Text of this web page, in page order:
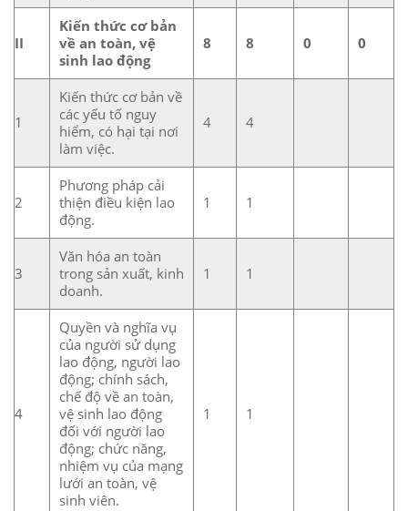
II
Kiến thức cơ bản
về an toàn, vệ
sinh lao động
8 8 0 0
1
Kiến thức cơ bản về
các yếu tố nguy
hiểm, có hại tại nơi
làm việc.
4 4
2
Phương pháp cải
thiện điều kiện lao
động.
1 1
3
Văn hóa an toàn
trong sản xuất, kinh
doanh.
1 1
4
Quyền và nghĩa vụ
của người sử dụng
lao động, người lao
động; chính sách,
chế độ về an toàn,
vệ sinh lao động
đối với người lao
động; chức năng,
nhiệm vụ của mạng
lưới an toàn, vệ
sinh viên.
1 1